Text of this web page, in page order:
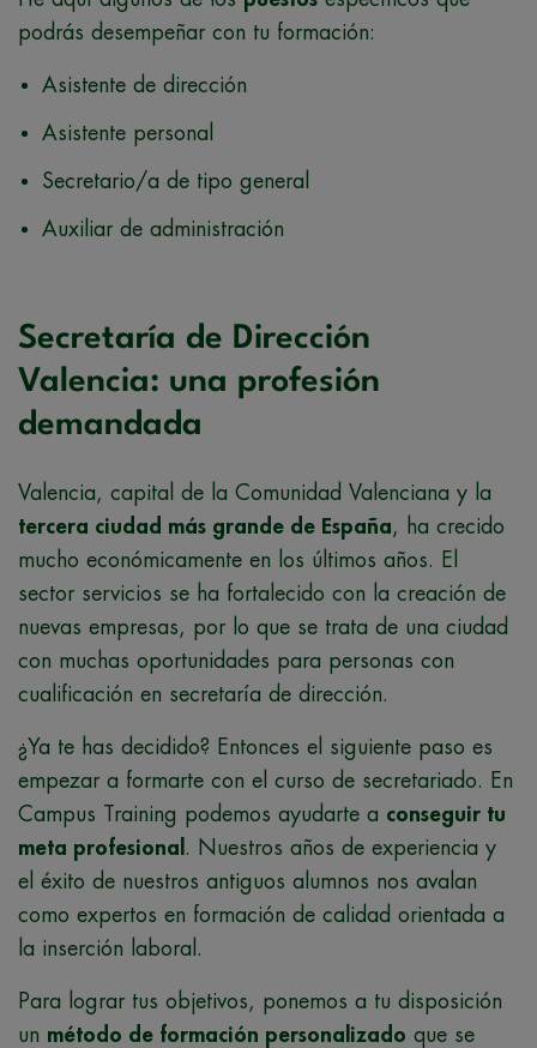
podrás desempeñar con tu formación:
Asistente de dirección
Asistente personal
Secretario/a de tipo general
Auxiliar de administración
Secretaría de Dirección
Valencia: una profesión
demandada
Valencia, capital de la Comunidad Valenciana y la
tercera ciudad más grande de España, ha crecido
mucho económicamente en los últimos años. El
sector servicios se ha fortalecido con la creación de
nuevas empresas, por lo que se trata de una ciudad
con muchas oportunidades para personas con
cualificación en secretaría de dirección.
¿Ya te has decidido? Entonces el siguiente paso es
empezar a formarte con el curso de secretariado. En
Campus Training podemos ayudarte a conseguir tu
meta profesional . Nuestros años de experiencia y
el éxito de nuestros antiguos alumnos nos avalan
como expertos en formación de calidad orientada a
la inserción laboral.
Para lograr tus objetivos, ponemos a tu disposición
un método de formación personalizado que se